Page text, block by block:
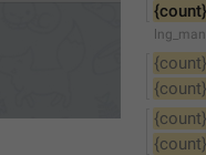
{count}
{count}
{count}
{count}
{count}